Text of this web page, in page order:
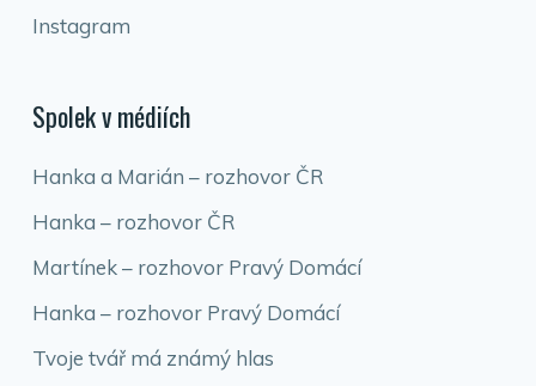
Instagram
Spolek v médiích
Hanka a Marián – rozhovor ČR
Hanka – rozhovor ČR
Martínek – rozhovor Pravý Domácí
Hanka – rozhovor Pravý Domácí
Tvoje tvář má známý hlas